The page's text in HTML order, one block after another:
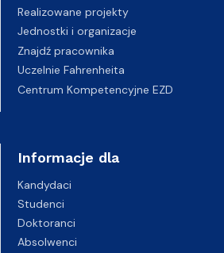
Realizowane projekty
Jednostki i organizacje
Znajdź pracownika
Uczelnie Fahrenheita
Centrum Kompetencyjne EZD
Informacje dla
Kandydaci
Studenci
Doktoranci
Absolwenci